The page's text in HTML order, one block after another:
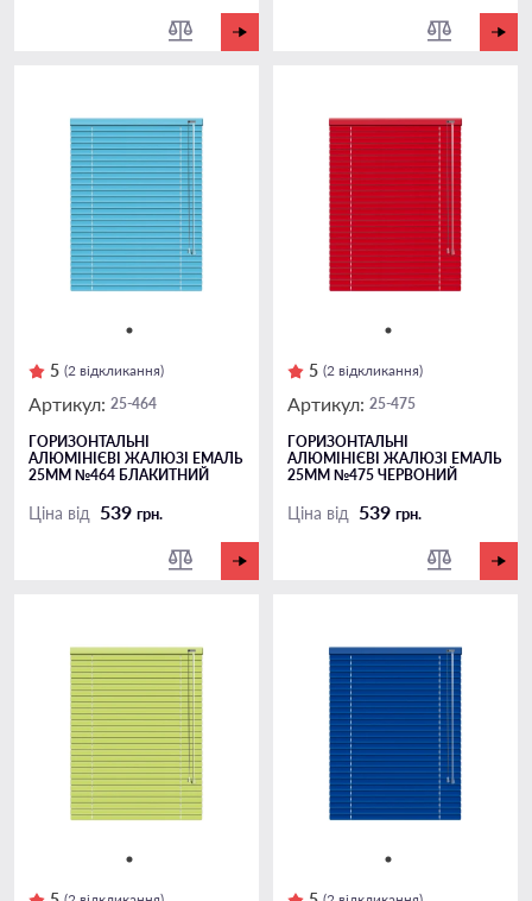
5 (2 відкликання)
Артикул: 25-464
ГОРИЗОНТАЛЬНІ
АЛЮМІНІЄВІ ЖАЛЮЗІ ЕМАЛЬ
25ММ №464 БЛАКИТНИЙ
Ціна від 539 грн.
5 (2 відкликання)
Артикул: 25-475
ГОРИЗОНТАЛЬНІ
АЛЮМІНІЄВІ ЖАЛЮЗІ ЕМАЛЬ
25ММ №475 ЧЕРВОНИЙ
Ціна від 539 грн.